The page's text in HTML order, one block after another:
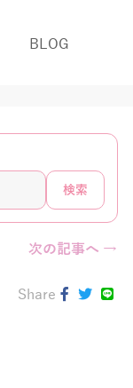
BLOG
検索
次の記事へ →
Share